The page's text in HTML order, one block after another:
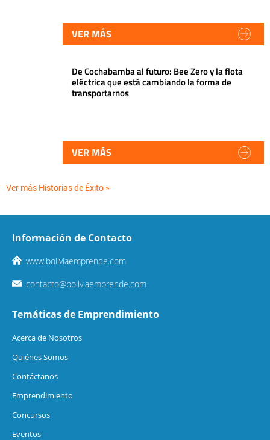
VER MÁS
De Cochabamba al futuro: Bee Zero y la flota
eléctrica que está cambiando la forma de
transportarnos
VER MÁS
Ver más Historias de Éxito »
Información de Contacto
www.boliviaemprende.com
contacto@boliviaemprende.com
Temáticas de Emprendimiento
Acerca de Nosotros
Quiénes Somos
Contáctanos
Emprendimiento
Concursos
Eventos